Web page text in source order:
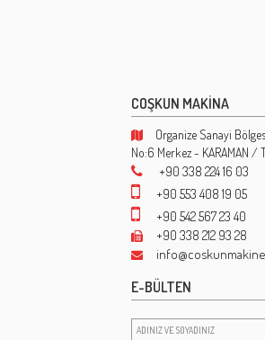
COŞKUN MAKİNA
Organize Sanayi
No:6 Merkez - KARAMAN /
+90 338 224 16 03
+90 553 408 19 05
+90 542 567 23 40
+90 338 212 93 28
E-BÜLTEN